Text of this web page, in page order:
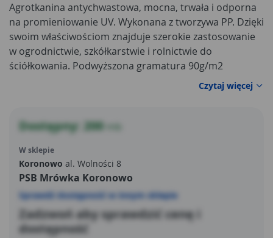
Agrotkanina antychwastowa, mocna, trwała i odporna
na promieniowanie UV. Wykonana z tworzywa PP. Dzięki
swoim właściwościom znajduje szerokie zastosowanie
w ogrodnictwie, szkółkarstwie i rolnictwie do
ściółkowania. Podwyższona gramatura 90g/m2
Czytaj więcej
Dostępny: 200
W sklepie
Koronowo al. Wolności 8
PSB Mrówka Koronowo
Sprawdź dostępność w innym sklepie
Zadzwoń aby sprawdzić cenę i
dostępność